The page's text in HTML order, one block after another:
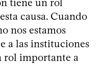
causa. Cuando
nos estamos
a las instituciones
rol importante a